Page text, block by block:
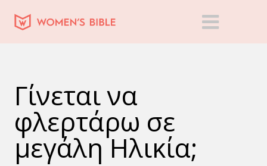
Γίνεται να
φλερτάρω σε
μεγάλη Ηλικία;